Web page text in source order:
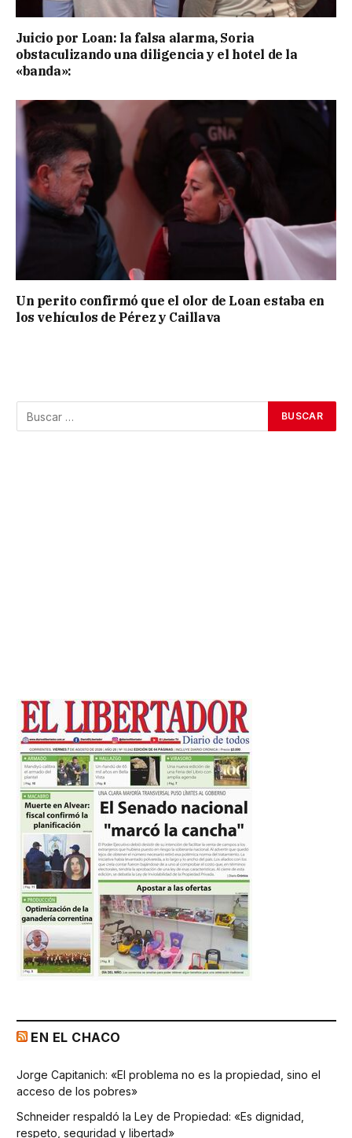
Juicio por Loan: la falsa alarma, Soria
obstaculizando una diligencia y el hotel de la
«banda»:
Un perito confirmó que el olor de Loan estaba en
los vehículos de Pérez y Caillava
EN EL CHACO
Jorge Capitanich: «El problema no es la propiedad, sino el
acceso de los pobres»
Schneider respaldó la Ley de Propiedad: «Es dignidad,
respeto, seguridad y libertad»